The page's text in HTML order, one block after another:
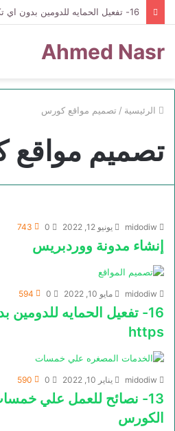
16- تفعيل الحمايه للدومين بدون اي تكلفه ssl https
Ahmed Nasr
الرئيسية / تصميم مواقع كورس
تصميم
midodiw يونيو 12, 2022 0
743
إنشاء مدونة ووردبريس
midodiw مايو 10, 2022 0
594
https
midodiw يناير 10, 2022 0
590
13- نصائح للعمل علي
الكورس